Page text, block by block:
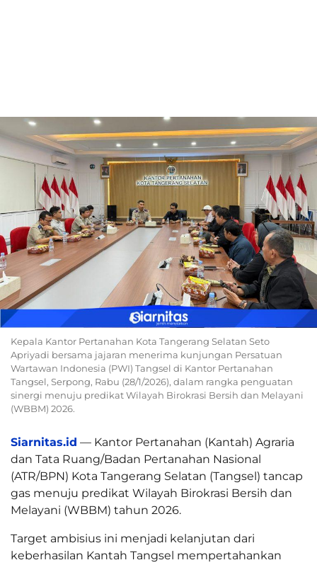
Kepala Kantor Pertanahan Kota Tangerang Selatan Seto
Apriyadi bersama jajaran menerima kunjungan Persatuan
Wartawan Indonesia (PWI) Tangsel di Kantor Pertanahan
Tangsel, Serpong, Rabu (28/1/2026), dalam rangka penguatan
sinergi menuju predikat Wilayah Birokrasi Bersih dan Melayani
(WBBM) 2026.
Siarnitas.id — Kantor Pertanahan (Kantah) Agraria
dan Tata Ruang/Badan Pertanahan Nasional
(ATR/BPN) Kota Tangerang Selatan (Tangsel) tancap
gas menuju predikat Wilayah Birokrasi Bersih dan
Melayani (WBBM) tahun 2026.
Target ambisius ini menjadi kelanjutan dari
keberhasilan Kantah Tangsel mempertahankan